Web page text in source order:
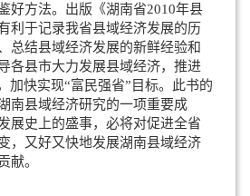
好方法。出版《湖南省2010年县
利于记录我省县域经济发展的历
总结县域经济发展的新鲜经验和
各县市大力发展县域经济，推进
加快实现“富民强省”目标。此书的
南县域经济研究的一项重要成
展史上的盛事，必将对促进全省
，又好又快地发展湖南县域经济
献。